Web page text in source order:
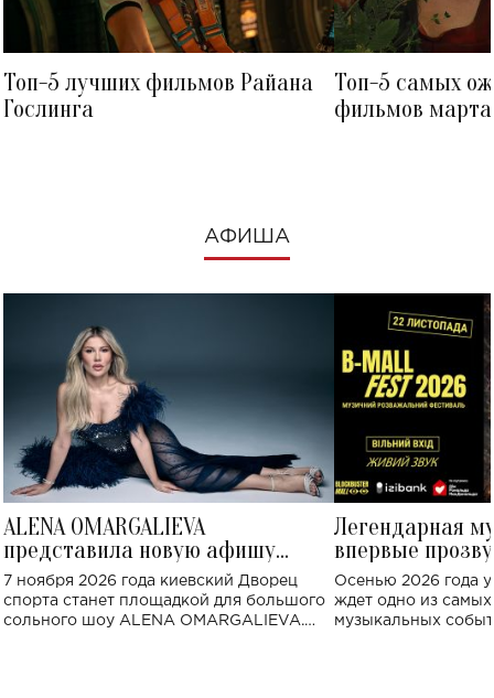
Топ-5 лучших фильмов Райана
Гослинга
Топ-5 самых
фильмов
АФИША
ALENA OMARGALIEVA
представила новую афишу
большого концерта во Дворце
спорта
7 ноября 2026 года киевский Дворец
спорта станет площадкой для большого
сольного шоу ALENA OMARGALIEVA.
Легендарная
впервые
Украине: где
Осенью 2026 года
ждет одно из
музыкальных